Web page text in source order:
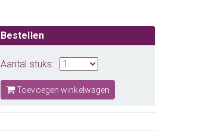
Bestellen
Aantal stuks:
Toevoegen winkelwagen